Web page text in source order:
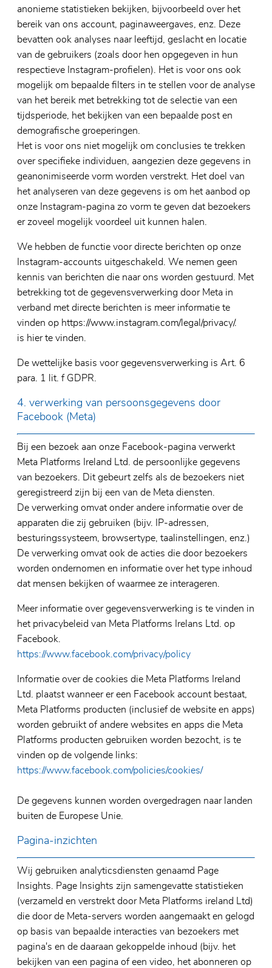
anonieme statistieken bekijken, bijvoorbeeld over het
bereik van ons account, paginaweergaves, enz. Deze
bevatten ook analyses naar leeftijd, geslacht en locatie
van de gebruikers (zoals door hen opgegeven in hun
respectieve Instagram-profielen). Het is voor ons ook
mogelijk om bepaalde filters in te stellen voor de analyse
van het bereik met betrekking tot de selectie van een
tijdsperiode, het bekijken van een bepaalde post en
demografische groeperingen.
Het is voor ons niet mogelijk om conclusies te trekken
over specifieke individuen, aangezien deze gegevens in
geanonimiseerde vorm worden verstrekt. Het doel van
het analyseren van deze gegevens is om het aanbod op
onze Instagram-pagina zo vorm te geven dat bezoekers
er zoveel mogelijk voordeel uit kunnen halen.
We hebben de functie voor directe berichten op onze
Instagram-accounts uitgeschakeld. We nemen geen
kennis van berichten die naar ons worden gestuurd. Met
betrekking tot de gegevensverwerking door Meta in
verband met directe berichten is meer informatie te
vinden op https://www.instagram.com/legal/privacy/.
is hier te vinden.
De wettelijke basis voor gegevensverwerking is Art. 6
para. 1 lit. f GDPR.
4. verwerking van persoonsgegevens door
Facebook (Meta)
Bij een bezoek aan onze Facebook-pagina verwerkt
Meta Platforms Ireland Ltd. de persoonlijke gegevens
van bezoekers. Dit gebeurt zelfs als de bezoekers niet
geregistreerd zijn bij een van de Meta diensten.
De verwerking omvat onder andere informatie over de
apparaten die zij gebruiken (bijv. IP-adressen,
besturingssysteem, browsertype, taalinstellingen, enz.)
De verwerking omvat ook de acties die door bezoekers
worden ondernomen en informatie over het type inhoud
dat mensen bekijken of waarmee ze interageren.
Meer informatie over gegevensverwerking is te vinden in
het privacybeleid van Meta Platforms Irelans Ltd. op
Facebook.
https://www.facebook.com/privacy/policy
Informatie over de cookies die Meta Platforms Ireland
Ltd. plaatst wanneer er een Facebook account bestaat,
Meta Platforms producten (inclusief de website en apps)
worden gebruikt of andere websites en apps die Meta
Platforms producten gebruiken worden bezocht, is te
vinden op de volgende links:
https://www.facebook.com/policies/cookies/
De gegevens kunnen worden overgedragen naar landen
buiten de Europese Unie.
Pagina-inzichten
Wij gebruiken analyticsdiensten genaamd Page
Insights. Page Insights zijn samengevatte statistieken
(verzameld en verstrekt door Meta Platforms ireland Ltd)
die door de Meta-servers worden aangemaakt en gelogd
op basis van bepaalde interacties van bezoekers met
pagina's en de daaraan gekoppelde inhoud (bijv. het
bekijken van een pagina of een video, het abonneren op